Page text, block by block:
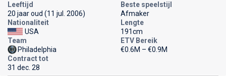
Leeftijd
20 jaar oud (11 jul. 2006)
Beste speelstijl
Afmaker
Nationaliteit
USA
Lengte
191cm
Team
Philadelphia
ETV Bereik
€0.6M – €0.9M
Contract tot
31 dec. 28